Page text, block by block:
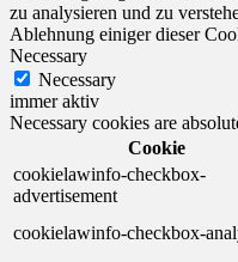
zu analysieren und zu
Ablehnung einiger dieser
Necessary
Necessary
immer aktiv
Necessary cookies are
Cookie
cookielawinfo-checkbox-
advertisement
cookielawinfo-checkbox-